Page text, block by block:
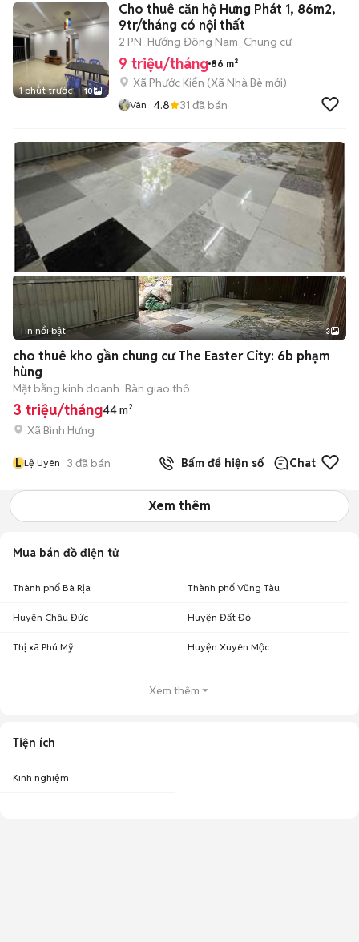
1 phút trước 10
Cho thuê căn hộ Hưng Phát 1, 86m2,
9tr/tháng có nội thất
2 PN Hướng Đông Nam Chung cư
9 triệu/tháng 86 m²
Xã Phước Kiển (Xã Nhà Bè mới)
Vân 4.8 31 đã bán
Tin nổi bật 3
cho thuê kho gần chung cư The Easter City: 6b phạm
hùng
Mặt bằng kinh doanh Bàn giao thô
3 triệu/tháng44 m²
Xã Bình Hưng
L Lệ Uyên 3 đã bán Bấm để hiện số Chat
Xem thêm
Mua bán đồ điện tử
Thành phố Bà Rịa Thành phố Vũng Tàu
Huyện Châu Đức Huyện Đất Đỏ
Thị xã Phú Mỹ Huyện Xuyên Mộc
Xem thêm
Tiện ích
Kinh nghiệm